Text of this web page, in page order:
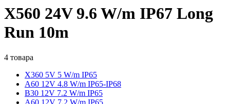
X560 24V 9.6 W/m IP67 Long
Run 10m
4 товара
X360 5V 5 W/m IP65
A60 12V 4.8 W/m IP65-IP68
B30 12V 7.2 W/m IP65
A60 12V 7.2 W/m IP65